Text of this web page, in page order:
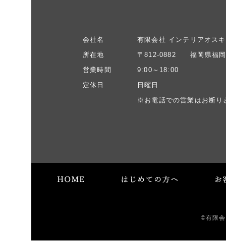
会社名
有限会社 インテリアオスキ
所在地
〒812-0882 福岡県福岡
営業時間
9:00～18:00
定休日
日曜日
※お電話での営業はお断り
©有限